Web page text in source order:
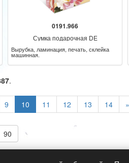
0191.966
Сумка подарочная DE
Вырубка, ламинация, печать, склейка
машинная.
.
9 10 11 12 13 14 »
90